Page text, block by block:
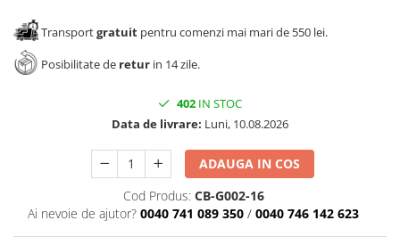
Transportgratuit pentru comenzi mai mari de 550 lei.
Posibilitate de retur in 14 zile.
402 IN STOC
Data de livrare: Luni, 10.08.2026
ADAUGA IN COS
Cod Produs: CB-G002-16
Ai nevoie de ajutor? 0040 741 089 350 / 0040 746 142 623